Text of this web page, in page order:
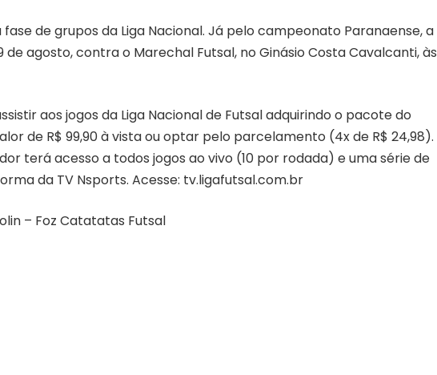
de grupos da Liga Nacional. Já pelo campeonato Paranaense, a
agosto, contra o Marechal Futsal, no Ginásio Costa Cavalcanti, às
aos jogos da Liga Nacional de Futsal adquirindo o pacote do
de R$ 99,90 à vista ou optar pelo parcelamento (4x de R$ 24,98).
terá acesso a todos jogos ao vivo (10 por rodada) e uma série de
da TV Nsports. Acesse: tv.ligafutsal.com.br
– Foz Catatatas Futsal